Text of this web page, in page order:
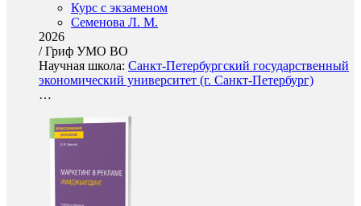
Курс с экзаменом
Семенова Л. М.
2026
/Гриф УМО ВО
Научная школа: Санкт-Петербургский государственный
экономический университет (г. Санкт-Петербург)
…